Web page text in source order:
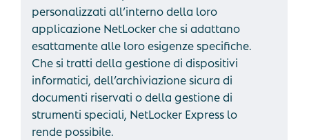
personalizzati all’interno della loro
applicazione NetLocker che si adattano
esattamente alle loro esigenze specifiche.
Che si tratti della gestione di dispositivi
informatici, dell’archiviazione sicura di
documenti riservati o della gestione di
strumenti speciali, NetLocker Express lo
rende possibile.